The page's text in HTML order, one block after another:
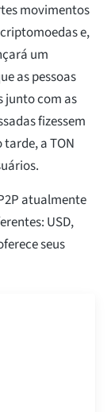
movimentos
e,
um
as pessoas
junto com as
fizessem
a TON
atualmente
USD,
seus